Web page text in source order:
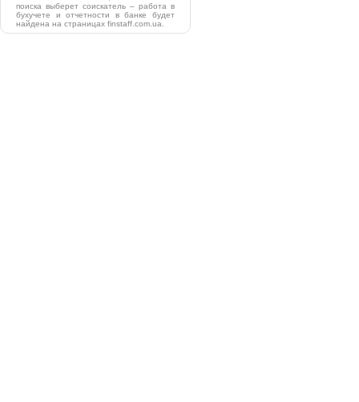
поиска выберет соискатель – работа в
бухучете и отчетности в банке будет
найдена на страницах finstaff.com.ua.